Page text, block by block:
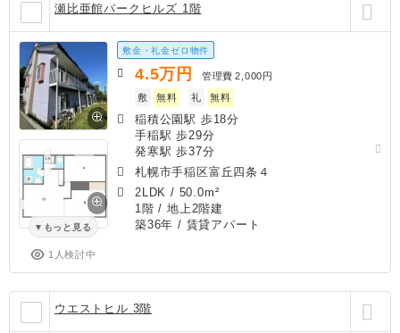
瀬比亜館パークヒルズ 1階
もっと見る
1人検討中
敷金・礼金ゼロ物件
4.5万円 管理費 2,000円
敷
無料 礼 無料
稲積公園駅 歩18分
手稲駅 歩29分
発寒駅 歩37分
札幌市手稲区富丘四条４
2LDK / 50.0m²
1階 / 地上2階建
築36年 / 賃貸アパート
ウエストヒル 3階